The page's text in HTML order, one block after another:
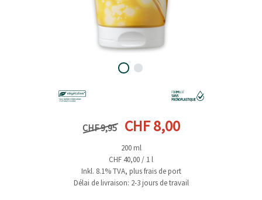
Prix précédent
CHF 9,95 Prix actuel
CHF 8,00
200 ml
CHF 40,00 / 1 l
Inkl. 8.1% TVA, plus frais de port
Délai de livraison: 2-3 jours de travail